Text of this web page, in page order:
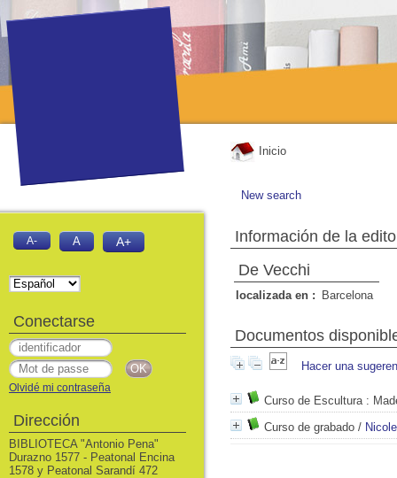
Inicio
New search
Información de la
De Vecchi
localizada en : Barcelona
Documentos
Hacer una
Curso de Escultura:
Curso de grabado /
A- A A+
Conectarse
Olvidé mi contraseña
Dirección
BIBLIOTECA "Antonio Pena"
Durazno 1577 - Peatonal Encina
1578 y Peatonal Sarandí 472